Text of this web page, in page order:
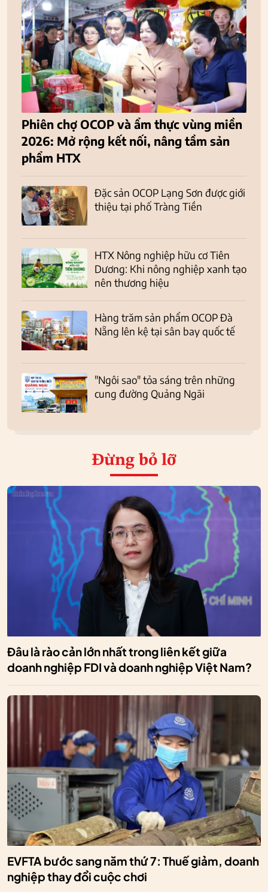
Phiên chợ OCOP và ẩm thực vùng miền
2026: Mở rộng kết nối, nâng tầm sản
phẩm HTX
Đặc sản OCOP Lạng Sơn được giới
thiệu tại phố Tràng Tiền
HTX Nông nghiệp hữu cơ Tiên
Dương: Khi nông nghiệp xanh tạo
nên thương hiệu
Hàng trăm sản phẩm OCOP Đà
Nẵng lên kệ tại sân bay quốc tế
"Ngôi sao" tỏa sáng trên những
cung đường Quảng Ngãi
Đừng bỏ lỡ
Đâu là rào cản lớn nhất trong liên kết giữa
doanh nghiệp FDI và doanh nghiệp Việt Nam?
EVFTA bước sang năm thứ 7: Thuế giảm, doanh
nghiệp thay đổi cuộc chơi